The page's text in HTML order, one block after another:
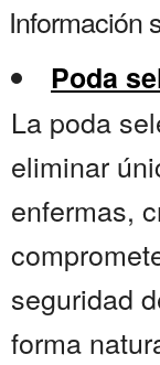
Información
Poda
La poda
eliminar
enfermas,
seguridad
forma